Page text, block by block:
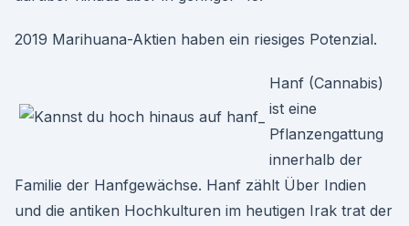
2019 Marihuana-Aktien haben ein riesiges Potenzial.
Hanf (Cannabis)
ist eine
Pflanzengattung
innerhalb der
Familie der Hanfgewächse. Hanf zählt Über Indien
und die antiken Hochkulturen im heutigen Irak trat der